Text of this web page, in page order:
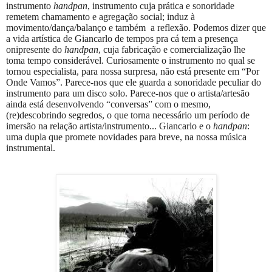
instrumento handpan, instrumento cuja prática e sonoridade
remetem chamamento e agregação social; induz à
movimento/dança/balanço e também a reflexão. Podemos dizer que
a vida artística de Giancarlo de tempos pra cá tem a presença
onipresente do handpan, cuja fabricação e comercialização lhe
toma tempo considerável. Curiosamente o instrumento no qual se
tornou especialista, para nossa surpresa, não está presente em “Por
Onde Vamos”. Parece-nos que ele guarda a sonoridade peculiar do
instrumento para um disco solo. Parece-nos que o artista/artesão
ainda está desenvolvendo “conversas” com o mesmo,
(re)descobrindo segredos, o que torna necessário um período de
imersão na relação artista/instrumento... Giancarlo e o handpan:
uma dupla que promete novidades para breve, na nossa música
instrumental.